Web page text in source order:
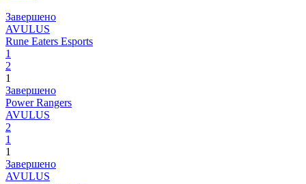
Завершено
AVULUS
Rune Eaters Esports
1
2
1
Завершено
Power Rangers
AVULUS
2
1
1
Завершено
AVULUS